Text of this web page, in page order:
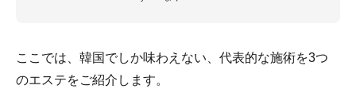
ここでは、韓国でしか味わえない、代表的な施術を3つ
のエステをご紹介します。